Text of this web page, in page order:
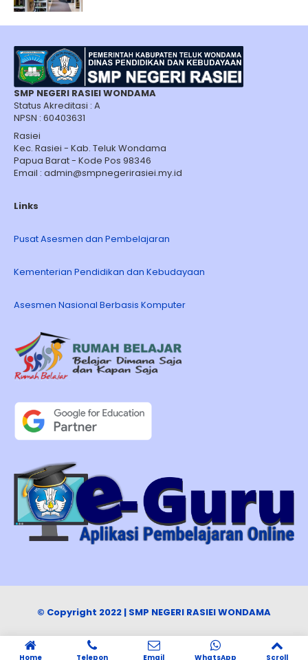
SMP NEGERI RASIEI WONDAMA
Status Akreditasi : A
NPSN : 60403631
Rasiei
Kec. Rasiei - Kab. Teluk Wondama
Papua Barat - Kode Pos 98346
Email : admin@smpnegerirasiei.my.id
Links
Pusat Asesmen dan Pembelajaran
Kementerian Pendidikan dan Kebudayaan
Asesmen Nasional Berbasis Komputer
© Copyright 2022 | SMP NEGERI RASIEI WONDAMA
Home Telepon Email WhatsApp Scroll